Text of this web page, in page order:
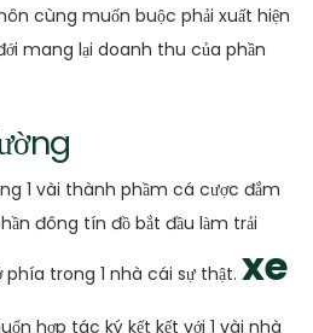
cùng muốn buộc phải xuất hiện
mang lại doanh thu của phần
1 vài thành phầm cá cược đắm
đông tín đồ bắt đầu làm trải
phía trong 1 nhà cái sự thật. xe
hợp tác ký kết kết với 1 vài nhà